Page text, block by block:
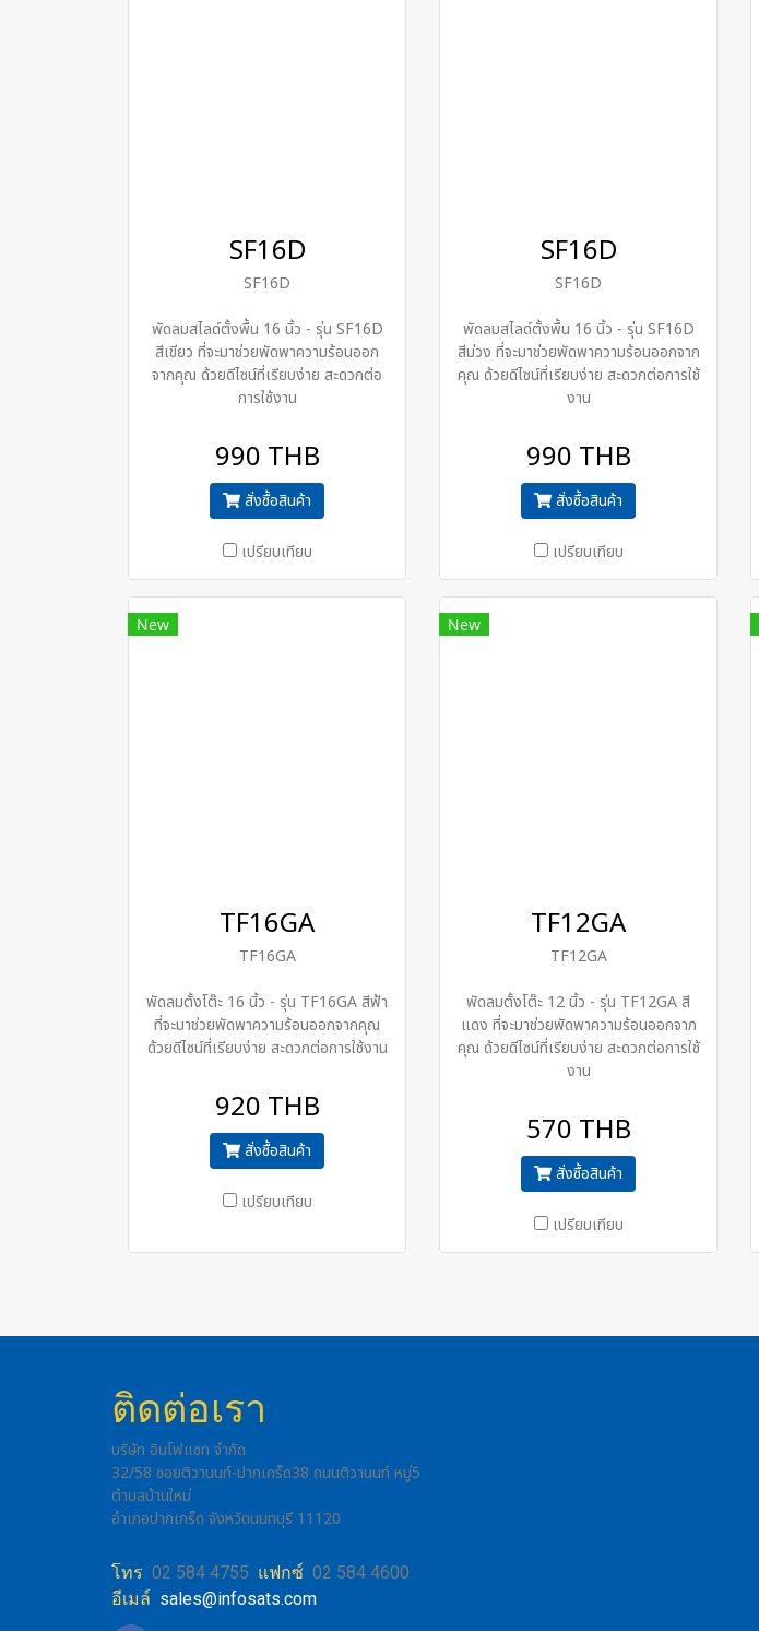
SF16D
SF16D
พัดลมสไลด์ตั้งพื้น 16 นิ้ว - รุ่น SF16D
สีเขียว ที่จะมาช่วยพัดพาความร้อนออก
จากคุณ ด้วยดีไซน์ที่เรียบง่าย สะดวกต่อ
การใช้งาน
990 THB
สั่งซื้อสินค้า
เปรียบเทียบ
SF16D
SF16D
พัดลมสไลด์ตั้งพื้น 16 นิ้ว - รุ่น SF16D
สีม่วง ที่จะมาช่วยพัดพาความร้อนออกจาก
คุณ ด้วยดีไซน์ที่เรียบง่าย สะดวกต่อการใช้
งาน
990 THB
สั่งซื้อสินค้า
เปรียบเทียบ
New
TF16GA
TF16GA
พัดลมตั้งโต๊ะ 16 นิ้ว - รุ่น TF16GA สีฟ้า
ที่จะมาช่วยพัดพาความร้อนออกจากคุณ
ด้วยดีไซน์ที่เรียบง่าย สะดวกต่อการใช้งาน
920 THB
สั่งซื้อสินค้า
เปรียบเทียบ
New
TF12GA
TF12GA
พัดลมตั้งโต๊ะ 12 นิ้ว - รุ่น TF12GA สี
แดง ที่จะมาช่วยพัดพาความร้อนออกจาก
คุณ ด้วยดีไซน์ที่เรียบง่าย สะดวกต่อการใช้
งาน
570 THB
สั่งซื้อสินค้า
เปรียบเทียบ
ติดต่อเรา
บริษัท อินโฟแซท จำกัด
32/58 ซอยติวานนท์-ปากเกร็ด38 ถนนติวานนท์ หมู่5
ตำบลบ้านใหม่
อำเภอปากเกร็ด จังหวัดนนทบุรี 11120
โทร 02 584 4755 แฟกซ์ 02 584 4600
อีเมล์ sales@infosats.com